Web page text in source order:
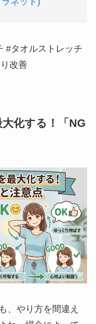
#タオルストレッチ
改善
化する！「NG
、やり方を間違え